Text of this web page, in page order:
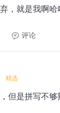
，就是我啊哈
评论
精选
但是拼写不